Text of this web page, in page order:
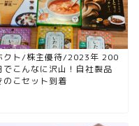
クト/株主優待/2023年 200
でこんなに沢山！自社製品
のこセット到着